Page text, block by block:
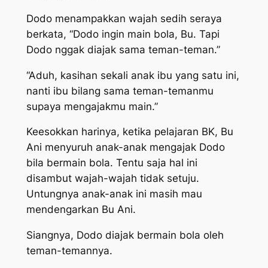
Dodo menampakkan wajah sedih seraya
berkata, “Dodo ingin main bola, Bu. Tapi
Dodo nggak diajak sama teman-teman.”
“Aduh, kasihan sekali anak ibu yang satu ini,
nanti ibu bilang sama teman-temanmu
supaya mengajakmu main.”
Keesokkan harinya, ketika pelajaran BK, Bu
Ani menyuruh anak-anak mengajak Dodo
bila bermain bola. Tentu saja hal ini
disambut wajah-wajah tidak setuju.
Untungnya anak-anak ini masih mau
mendengarkan Bu Ani.
Siangnya, Dodo diajak bermain bola oleh
teman-temannya.